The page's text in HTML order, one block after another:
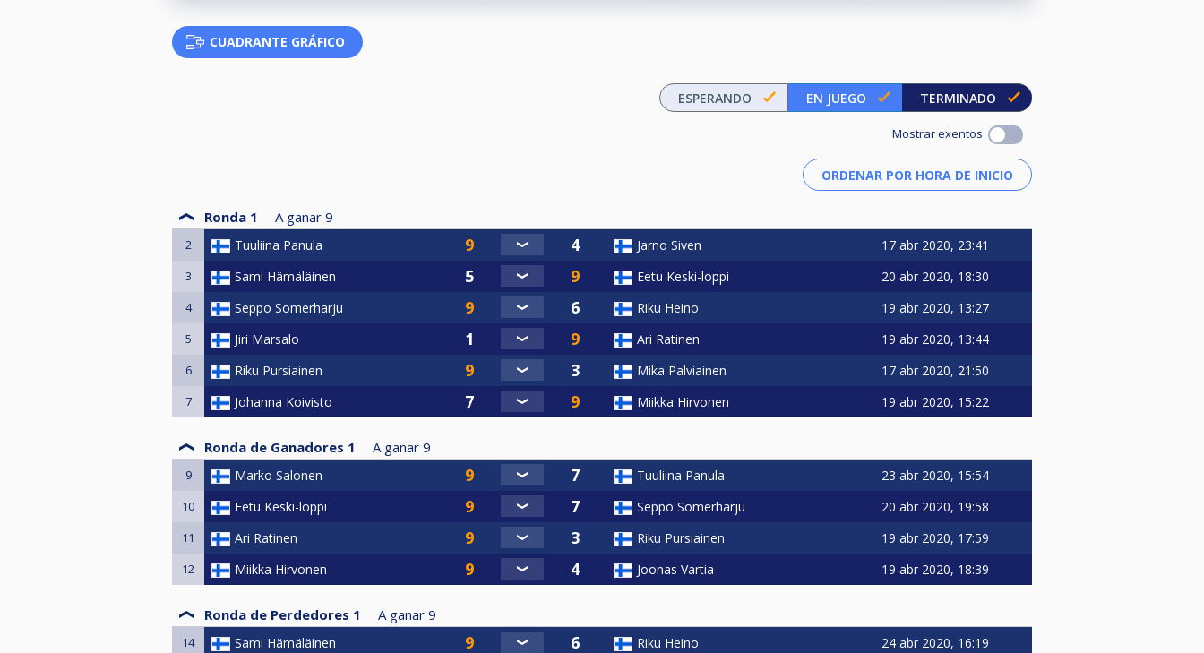
CUADRANTE GRÁFICO
ESPERANDO EN JUEGO TERMINADO
Mostrar exentos
Ronda 1 A ganar 9
2 Tuuliina Panula Jarno Siven 17 abr 2020, 23:41
3 Sami Hämäläinen Eetu Keski-loppi 20 abr 2020, 18:30
4 Seppo Somerharju Riku Heino 19 abr 2020, 13:27
5 Jiri Marsalo Ari Ratinen 19 abr 2020, 13:44
6 Riku Pursiainen Mika Palviainen 17 abr 2020, 21:50
7 Johanna Koivisto Miikka Hirvonen 19 abr 2020, 15:22
Ronda de Ganadores 1 A ganar 9
9 Marko Salonen Tuuliina Panula 23 abr 2020, 15:54
10 Eetu Keski-loppi Seppo Somerharju 20 abr 2020, 19:58
11 Ari Ratinen Riku Pursiainen 19 abr 2020, 17:59
12 Miikka Hirvonen Joonas Vartia 19 abr 2020, 18:39
Ronda de Perdedores 1 A ganar 9
14 Sami Hämäläinen Riku Heino 24 abr 2020, 16:19